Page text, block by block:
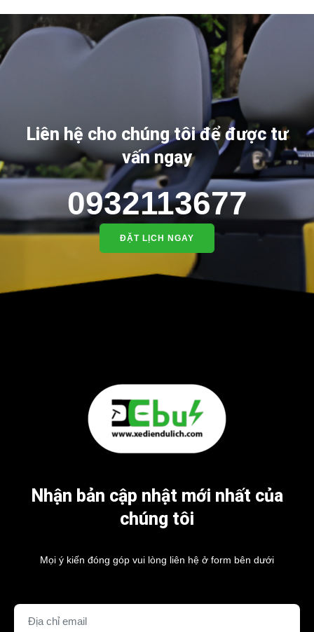
Liên hệ cho chúng tôi để được tư
vấn ngay
0932113677
ĐẶT LỊCH NGAY
Nhận bản cập nhật mới nhất của
chúng tôi
Mọi ý kiến đóng góp vui lòng liên hệ ở form bên dưới